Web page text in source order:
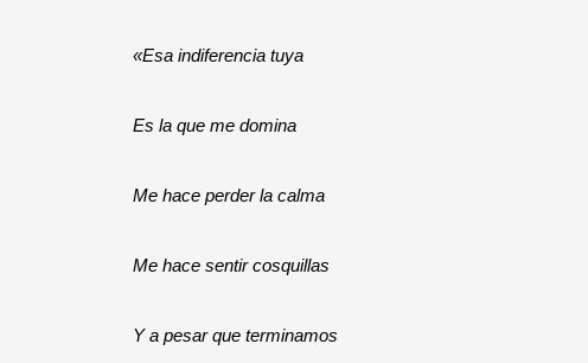
«Esa indiferencia tuya
Es la que me domina
Me hace perder la calma
Me hace sentir cosquillas
Y a pesar que terminamos